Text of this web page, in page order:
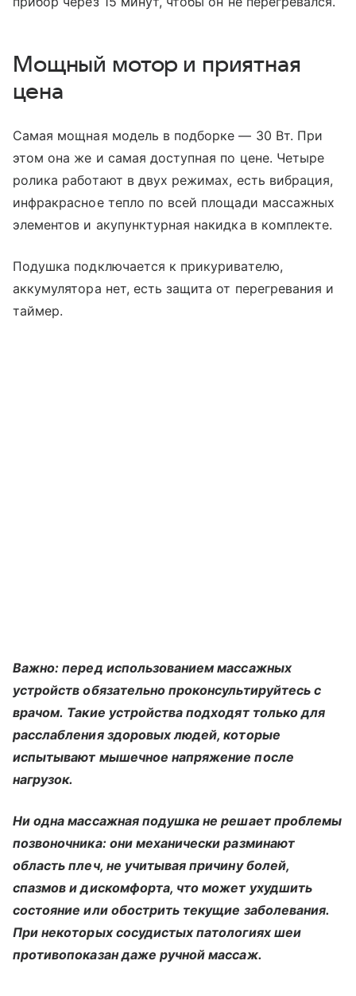
Мощный мотор и приятная
цена
Самая мощная модель в подборке — 30 Вт. При
этом она же и самая доступная по цене. Четыре
ролика работают в двух режимах, есть вибрация,
инфракрасное тепло по всей площади массажных
элементов и акупунктурная накидка в комплекте.
Подушка подключается к прикуривателю,
аккумулятора нет, есть защита от перегревания и
таймер.
Важно: перед использованием массажных
устройств обязательно проконсультируйтесь с
врачом. Такие устройства подходят только для
расслабления здоровых людей, которые
испытывают мышечное напряжение после
нагрузок.
Ни одна массажная подушка не решает проблемы
позвоночника: они механически разминают
область плеч, не учитывая причину болей,
спазмов и дискомфорта, что может ухудшить
состояние или обострить текущие заболевания.
При некоторых сосудистых патологиях шеи
противопоказан даже ручной массаж.